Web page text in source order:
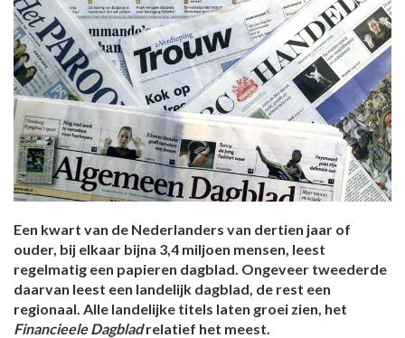
Een kwart van de Nederlanders van dertien jaar of
ouder, bij elkaar bijna 3,4 miljoen mensen, leest
regelmatig een papieren dagblad. Ongeveer tweederde
daarvan leest een landelijk dagblad, de rest een
regionaal. Alle landelijke titels laten groei zien, het
Financieele Dagbladrelatief het meest.